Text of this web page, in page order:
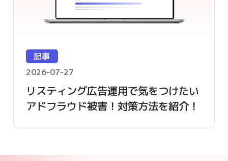
記事
2026-07-27
リスティング広告運用で気をつけたい
アドフラウド被害！対策方法を紹介！